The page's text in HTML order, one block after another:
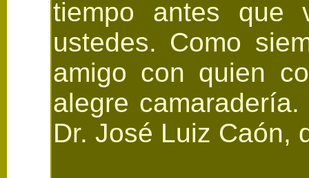
tiempo antes que
ustedes. Como
amigo con quien
alegre
Dr. José Luiz Caón,